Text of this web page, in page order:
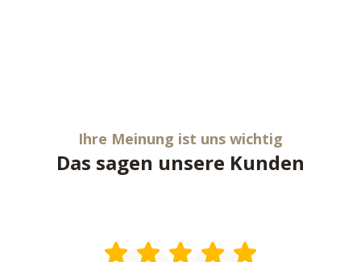
Ihre Meinung ist uns wichtig
Das sagen unsere Kunden